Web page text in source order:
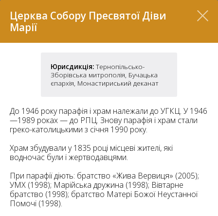
Церква Собору Пресвятої Діви
Марії
Юрисдикція: Тернопільсько-
Зборівська митрополія, Бучацька
єпархія, Монастириський деканат
До 1946 року парафія і храм належали до УГКЦ. У 1946
—1989 роках — до РПЦ. Знову парафія і храм стали
греко-католицькими з січня 1990 року.
Храм збудували у 1835 році місцеві жителі, які
водночас були і жертводавцями.
При парафії діють: братство «Жива Вервиця» (2005);
УМХ (1998); Марійська дружина (1998); Вівтарне
братство (1998); братство Матері Божої Неустанної
Помочі (1998).
37
11
7
2
Перелік